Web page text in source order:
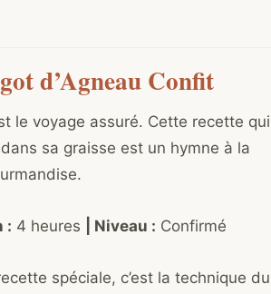
d’Agneau Confit
le voyage assuré. Cette recette qui
sa graisse est un hymne à la
: 4 heures | Niveau : Confirmé
spéciale, c’est la technique du